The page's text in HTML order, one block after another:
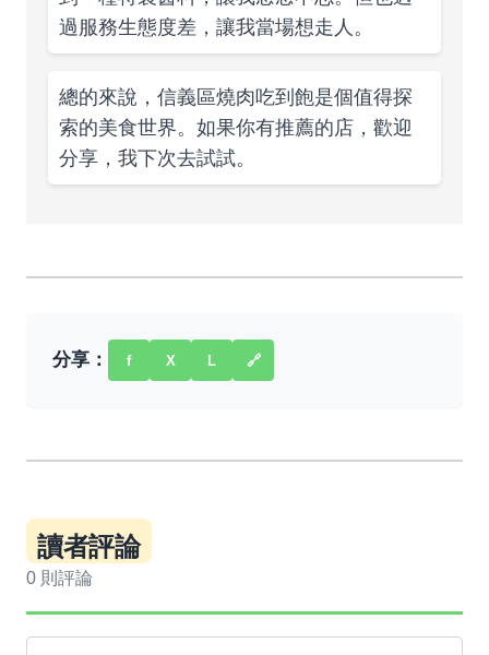
過服務生態度差，讓我當場想走人。
總的來說，信義區燒肉吃到飽是個值得探
索的美食世界。如果你有推薦的店，歡迎
分享，我下次去試試。
分享： f X L 🔗
讀者評論
0 則評論